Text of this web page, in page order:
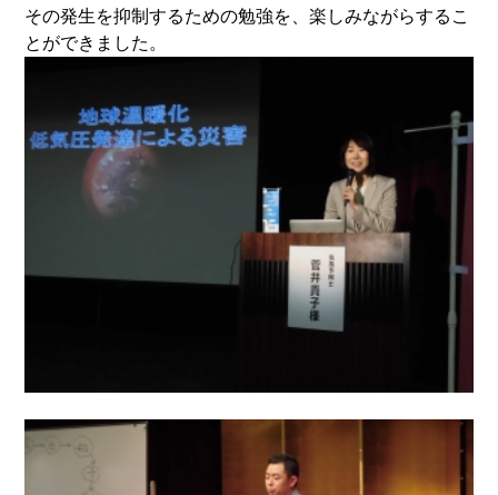
その発生を抑制するための勉強を、楽しみながらするこ
とができました。